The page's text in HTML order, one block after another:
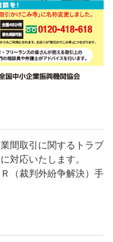
間取引に関するトラブ
対応いたします。
（裁判外紛争解決）手